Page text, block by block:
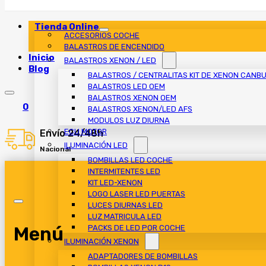
Tienda Online
ACCESORIOS COCHE
BALASTROS DE ENCENDIDO
BALASTROS XENON / LED
BALASTROS / CENTRALITAS KIT DE XENON
BALASTROS LED OEM
BALASTROS XENON OEM
BALASTROS XENON/LED AFS
MODULOS LUZ DIURNA
ECU MOTOR
ILUMINACIÓN LED
BOMBILLAS LED COCHE
INTERMITENTES LED
KIT LED-XENON
LOGO LASER LED PUERTAS
LUCES DIURNAS LED
LUZ MATRICULA LED
PACKS DE LED POR COCHE
ILUMINACIÓN XENON
ADAPTADORES DE BOMBILLAS
Inicio
Blog
0
Envío 24/48h
Nacional
Menú